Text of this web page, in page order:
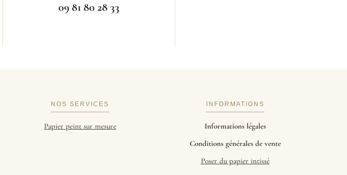
09 81 80 28 33
NOS SERVICES
Papier peint sur mesure
INFORMATIONS
Informations légales
Conditions générales de vente
Poser du papier intissé